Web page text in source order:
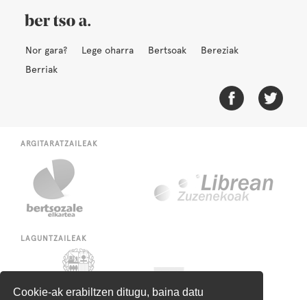
Cookie-ak erabiltzen ditugu, baina datu
Nor gara? Lege oharra Bertsoak
Bereziak
Berriak
ARGITARATZAILEAK
LAGUNTZAILEAK